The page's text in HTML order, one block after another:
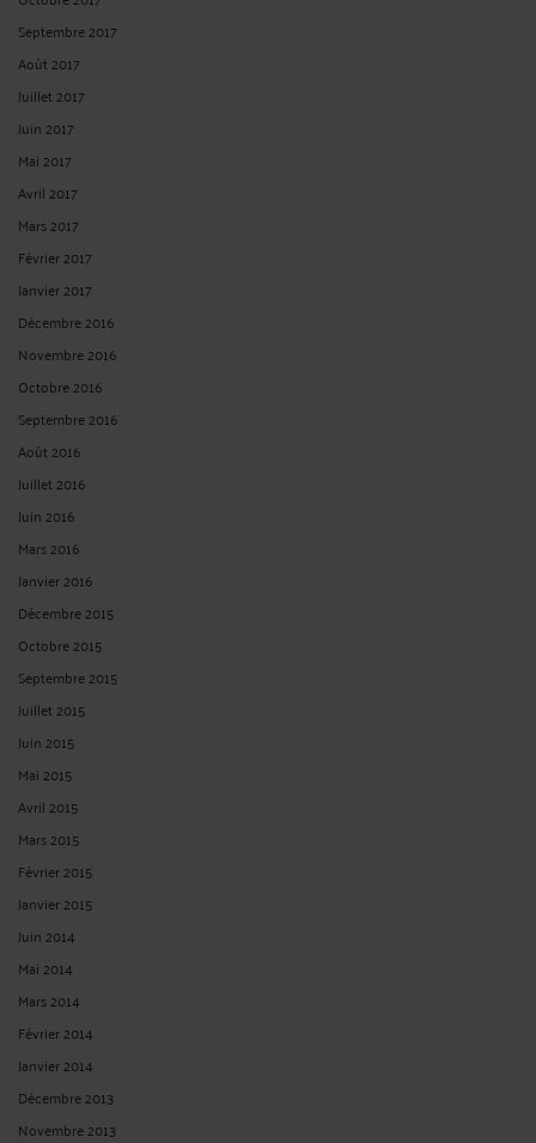
Septembre 2017
Août 2017
Juillet 2017
Juin 2017
Mai 2017
Avril 2017
Mars 2017
Février 2017
Janvier 2017
Décembre 2016
Novembre 2016
Octobre 2016
Septembre 2016
Août 2016
Juillet 2016
Juin 2016
Mars 2016
Janvier 2016
Décembre 2015
Octobre 2015
Septembre 2015
Juillet 2015
Juin 2015
Mai 2015
Avril 2015
Mars 2015
Février 2015
Janvier 2015
Juin 2014
Mai 2014
Mars 2014
Février 2014
Janvier 2014
Décembre 2013
Novembre 2013